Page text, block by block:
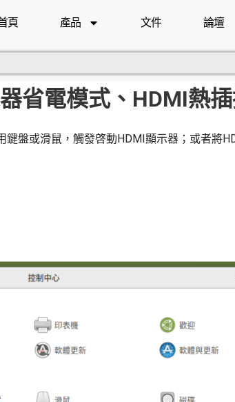
頁 產品 文件 論壇
省電模式、HDMI熱
盤或滑鼠，觸發啓動HDMI顯示器；或者將